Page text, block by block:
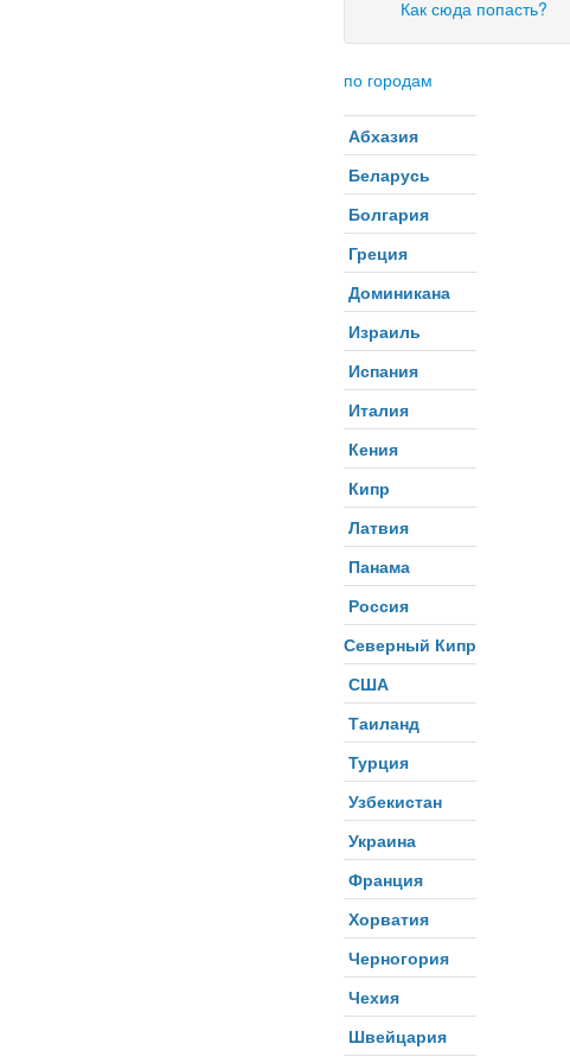
Как сюда попасть?
по городам
Абхазия
Беларусь
Болгария
Греция
Доминикана
Израиль
Испания
Италия
Кения
Кипр
Латвия
Панама
Россия
Северный Кипр
США
Таиланд
Турция
Узбекистан
Украина
Франция
Хорватия
Черногория
Чехия
Швейцария